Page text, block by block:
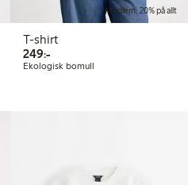
Medlem: 20% på allt
T-shirt
249:-249,00 kr
Ekologisk bomull